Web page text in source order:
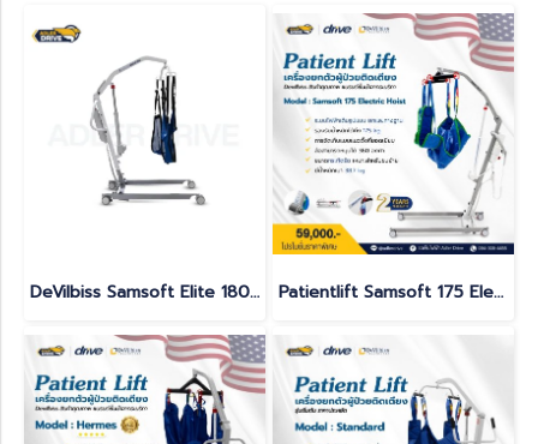
DeVilbiss Samsoft Elite 180 Electric Patient Lift | 180 kg Capacity | Made in France Patientlift Samsoft 175 Electric Hoist